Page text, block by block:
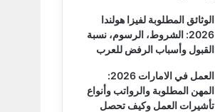
الوثائق المطلوبة لفيزا هولندا
2026: الشروط، الرسوم، نسبة
القبول وأسباب الرفض للعرب
العمل في الامارات 2026:
المهن المطلوبة والرواتب وأنواع
تأشيرات العمل وكيف تحصل